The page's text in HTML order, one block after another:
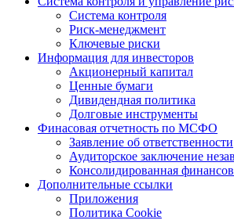
Система контроля
Риск-менеджмент
Ключевые риски
Информация для инвесторов
Акционерный капитал
Ценные бумаги
Дивидендная политика
Долговые инструменты
Финасовая отчетность по МСФО
Заявление об ответственности
Аудиторское заключение
Консолидированная
Дополнительные ссылки
Приложения
Политика Cookie